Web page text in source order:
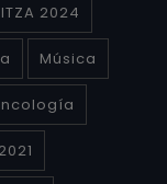
2024
Música